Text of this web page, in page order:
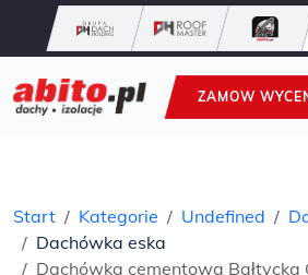
ZAMOW
Start Kategorie Undefined
Dachówka eska
Dachówka cementowa Bałtycka